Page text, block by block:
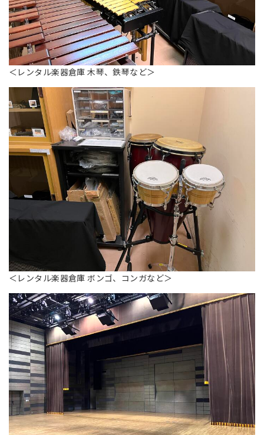
＜レンタル楽器倉庫 木琴、鉄琴など＞
＜レンタル楽器倉庫 ボンゴ、コンガなど＞